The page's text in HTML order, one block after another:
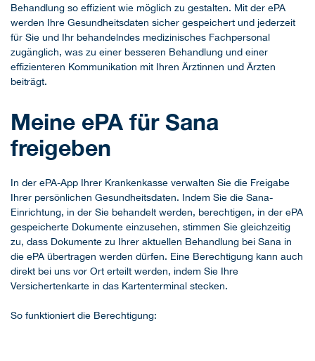
Behandlung so effizient wie möglich zu gestalten. Mit der ePA
werden Ihre Gesundheitsdaten sicher gespeichert und jederzeit
für Sie und Ihr behandelndes medizinisches Fachpersonal
zugänglich, was zu einer besseren Behandlung und einer
effizienteren Kommunikation mit Ihren Ärztinnen und Ärzten
beiträgt.
Meine ePA für Sana
freigeben
In der ePA-App Ihrer Krankenkasse verwalten Sie die Freigabe
Ihrer persönlichen Gesundheitsdaten. Indem Sie die Sana-
Einrichtung, in der Sie behandelt werden, berechtigen, in der ePA
gespeicherte Dokumente einzusehen, stimmen Sie gleichzeitig
zu, dass Dokumente zu Ihrer aktuellen Behandlung bei Sana in
die ePA übertragen werden dürfen. Eine Berechtigung kann auch
direkt bei uns vor Ort erteilt werden, indem Sie Ihre
Versichertenkarte in das Kartenterminal stecken.
So funktioniert die Berechtigung: